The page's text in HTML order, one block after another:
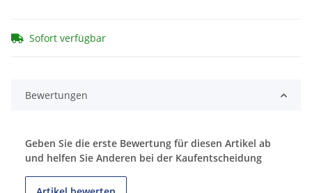
Sofort verfügbar
Bewertungen
Geben Sie die erste Bewertung für diesen Artikel ab
und helfen Sie Anderen bei der Kaufentscheidung